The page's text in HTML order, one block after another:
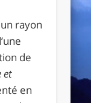
rayon
de
et
en